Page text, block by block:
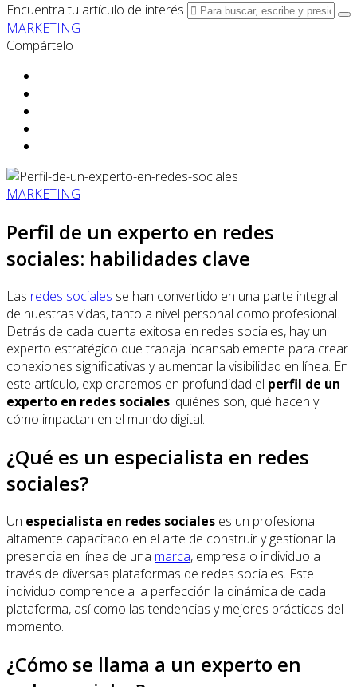
Encuentra tu artículo de interés
MARKETING
Compártelo
MARKETING
Perfil de un experto en redes
sociales: habilidades clave
Las redes sociales se han convertido en una parte integral
de nuestras vidas, tanto a nivel personal como profesional.
Detrás de cada cuenta exitosa en redes sociales, hay un
experto estratégico que trabaja incansablemente para crear
conexiones significativas y aumentar la visibilidad en línea. En
este artículo, exploraremos en profundidad el perfil de un
experto en redes sociales: quiénes son, qué hacen y
cómo impactan en el mundo digital.
¿Qué es un especialista en redes
sociales?
Un especialista en redes sociales es un profesional
altamente capacitado en el arte de construir y gestionar la
presencia en línea de una marca, empresa o individuo a
través de diversas plataformas de redes sociales. Este
individuo comprende a la perfección la dinámica de cada
plataforma, así como las tendencias y mejores prácticas del
momento.
¿Cómo se llama a un experto en